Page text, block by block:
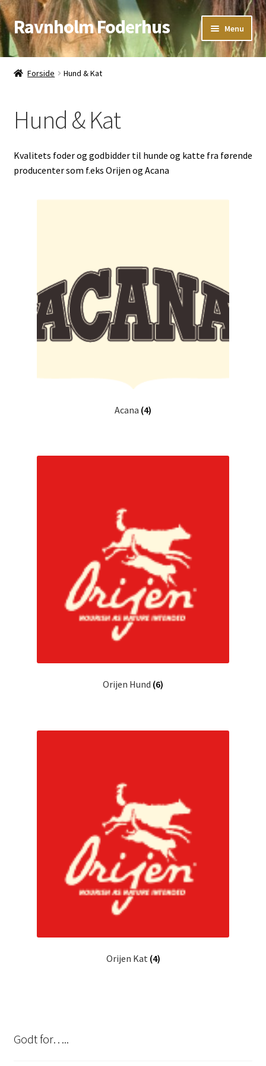
Spring
til
navigation
Spring
til
indhold
Ravnholm Foderhus Menu
Åbningstider
Forside Hund & Kat
Hund & Kat
Kvalitets foder og godbidder til hunde og katte fra førende
producenter som f.eks Orijen og Acana
Acana (4)
Orijen Hund (6)
Orijen Kat (4)
Godt for…..